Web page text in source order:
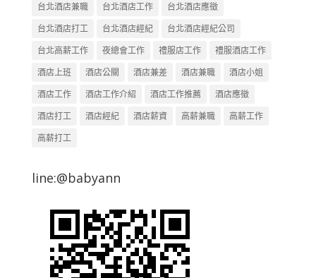
台北酒店兼職
台北酒店工作
台北酒店應徵
台北酒店打工
台北酒店經紀
台北酒店經紀公司
台北高薪工作
夜總會工作 禮服店工作
禮服酒店工作
酒店上班
酒店公關 酒店兼差 酒店兼職
酒店小姐
酒店工作
酒店工作介紹 酒店工作推薦
酒店應徵
酒店打工
酒店經紀 酒店薪資 高薪兼職
高薪工作
高薪打工
line:@babyann